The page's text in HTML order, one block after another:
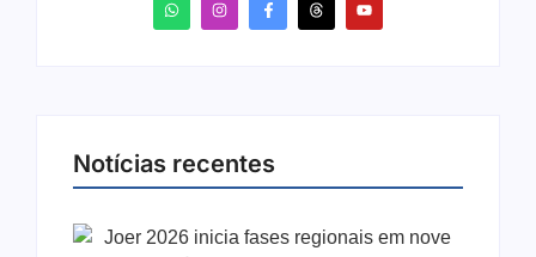
Notícias recentes